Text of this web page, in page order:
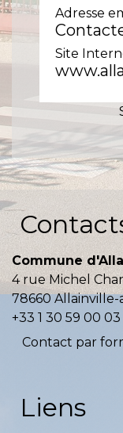
Adresse
Site
Commune
4 rue Michel
78660 Allainville-
+33 1 30 59 00 03
Contact par
Liens